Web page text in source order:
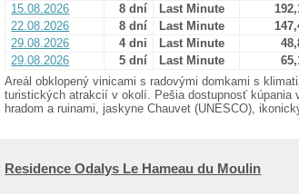
15.08.2026
8 dní Last Minute
22.08.2026
8 dní Last Minute
29.08.2026
4 dni Last Minute
29.08.2026
5 dní Last Minute
Areál obklopený vinicami s radovými domkami s
turistických atrakcií v okolí. Pešia dostupnosť
hradom a ruinami, jaskyne Chauvet (UNESCO),
Residence Odalys Le Hameau du Moulin